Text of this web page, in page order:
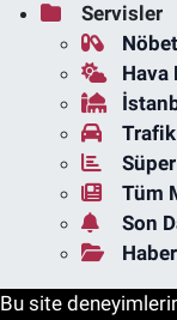
Servisler
Hava
Tüm
Son
Bu site